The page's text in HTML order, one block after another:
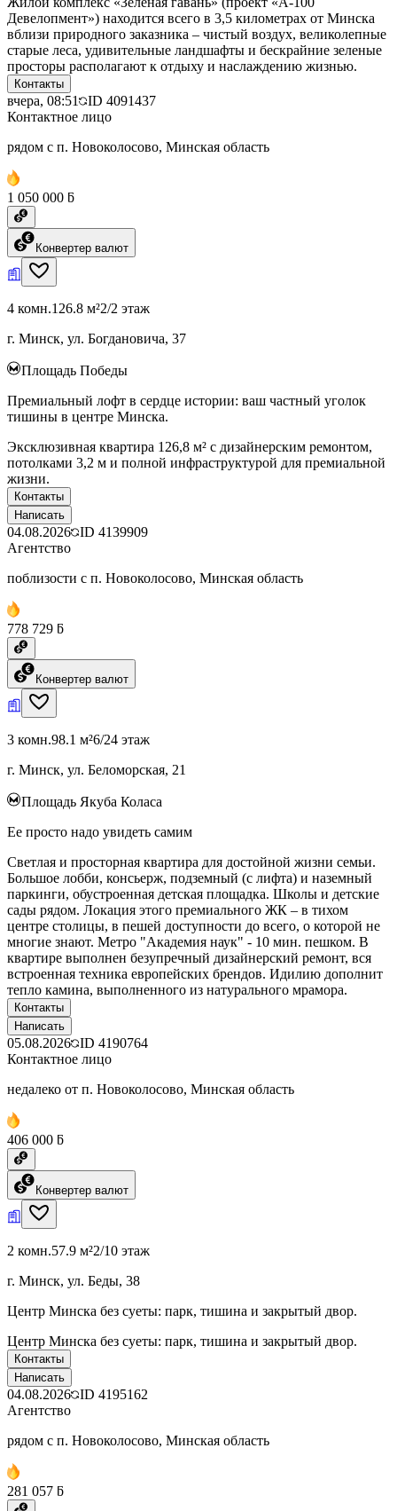
Девелопмент») находится всего в 3,5 километрах от Минска
вблизи природного заказника – чистый воздух, великолепные
старые леса, удивительные ландшафты и бескрайние зеленые
просторы располагают к отдыху и наслаждению жизнью.
Контакты
вчера, 08:51 ID 4091437
Контактное лицо
рядом с п. Новоколосово, Минская область
1 050 000 ƃ
Конвертер валют
4 комн.126.8 м²2/2 этаж
г. Минск, ул. Богдановича, 37
Площадь Победы
Премиальный лофт в сердце истории: ваш частный уголок
тишины в центре Минска.
Эксклюзивная квартира 126,8 м² с дизайнерским ремонтом,
потолками 3,2 м и полной инфраструктурой для премиальной
жизни.
Контакты
Написать
04.08.2026 ID 4139909
Агентство
поблизости с п. Новоколосово, Минская область
778 729 ƃ
Конвертер валют
3 комн.98.1 м²6/24 этаж
г. Минск, ул. Беломорская, 21
Площадь Якуба Коласа
Ее просто надо увидеть самим
Светлая и просторная квартира для достойной жизни семьи.
Большое лобби, консьерж, подземный (с лифта) и наземный
паркинги, обустроенная детская площадка. Школы и детские
сады рядом. Локация этого премиального ЖК – в тихом
центре столицы, в пешей доступности до всего, о которой не
многие знают. Метро "Академия наук" - 10 мин. пешком. В
квартире выполнен безупречный дизайнерский ремонт, вся
встроенная техника европейских брендов. Идилию дополнит
тепло камина, выполненного из натурального мрамора.
Контакты
Написать
05.08.2026 ID 4190764
Контактное лицо
недалеко от п. Новоколосово, Минская область
406 000 ƃ
Конвертер валют
2 комн.57.9 м²2/10 этаж
г. Минск, ул. Беды, 38
Центр Минска без суеты: парк, тишина и закрытый двор.
Центр Минска без суеты: парк, тишина и закрытый двор.
Контакты
Написать
04.08.2026 ID 4195162
Агентство
рядом с п. Новоколосово, Минская область
281 057 ƃ